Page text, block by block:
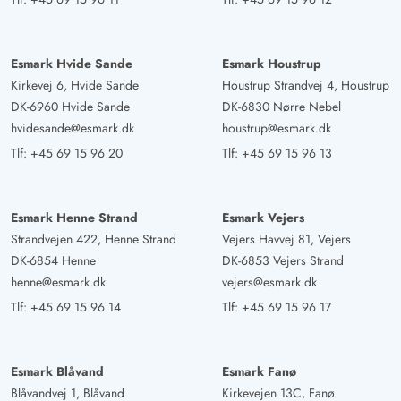
Skønt sommerhus, som er blevet ældre. Hyggeligt og
godt indrettet.
Bärbel Jahns
AI Oversat (Se oprindelig)
5 ud af 5
Rent, solidt hus. Perfekt til 2 personer og hund, tæt på
stranden og alligevel roligt.
Viktoria Eckmann
AI Oversat (Se oprindelig)
Esmark Hvide Sande
Kirkevej 6, Hvide Sande
DK-6960 Hvide Sande
hvidesande@esmark.dk
Tlf: +45 69 15 96 20
Esmark Houstrup
Houstrup Strandvej 4, Houstrup
DK-6830 Nørre Nebel
houstrup@esmark.dk
Tlf: +45 69 15 96 13
Esmark Henne Strand
Strandvejen 422, Henne Strand
DK-6854 Henne
henne@esmark.dk
Tlf: +45 69 15 96 14
Esmark Vejers
Vejers Havvej 81, Vejers
DK-6853 Vejers Strand
vejers@esmark.dk
Tlf: +45 69 15 96 17
Esmark Blåvand
Blåvandvej 1, Blåvand
Esmark Fanø
Kirkevejen 13C, Fanø